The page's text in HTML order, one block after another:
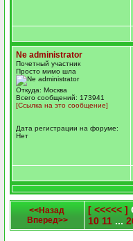
Ne administrator
Почетный участник
Просто мимо шла
Откуда: Москва
Всего сообщений: 173941
[Ссылка на это сообщение]
Дата регистрации на форуме:
Нет
<<Назад
Вперед>>
[ <<<<< ]
10 11 ...